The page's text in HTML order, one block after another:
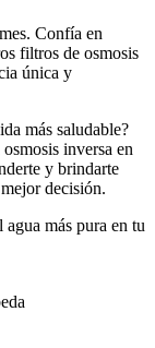
Confía en
filtros de osmosis
única y
más saludable?
inversa en
y brindarte
decisión.
más pura en tu